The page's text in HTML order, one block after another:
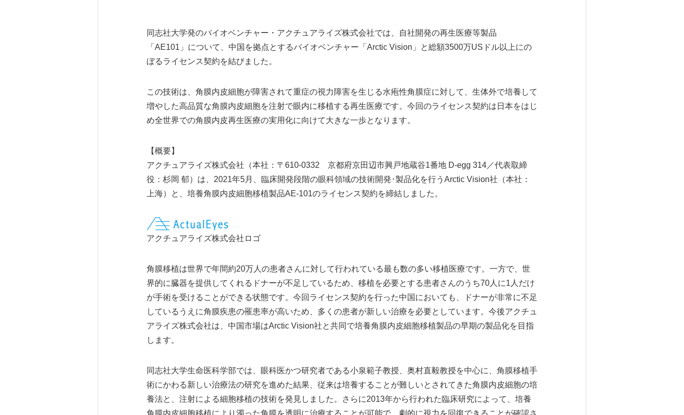
同志社大学発のバイオベンチャー・アクチュアライズ株式会社では、自社開発の再生医療等製品
「AE101」について、中国を拠点とするバイオベンチャー「Arctic Vision」と総額3500万USドル以上にの
ぼるライセンス契約を結びました。
この技術は、角膜内皮細胞が障害されて重症の視力障害を生じる水疱性角膜症に対して、生体外で培養して
増やした高品質な角膜内皮細胞を注射で眼内に移植する再生医療です。今回のライセンス契約は日本をはじ
め全世界での角膜内皮再生医療の実用化に向けて大きな一歩となります。
【概要】
アクチュアライズ株式会社（本社：〒610-0332 京都府京田辺市興戸地蔵谷1番地 D-egg 314／代表取締
役：杉岡 郁）は、2021年5月、臨床開発段階の眼科領域の技術開発･製品化を行うArctic Vision社（本社：
上海）と、培養角膜内皮細胞移植製品AE-101のライセンス契約を締結しました。
アクチュアライズ株式会社ロゴ
角膜移植は世界で年間約20万人の患者さんに対して行われている最も数の多い移植医療です。一方で、世
界的に臓器を提供してくれるドナーが不足しているため、移植を必要とする患者さんのうち70人に1人だけ
が手術を受けることができる状態です。今回ライセンス契約を行った中国においても、ドナーが非常に不足
しているうえに角膜疾患の罹患率が高いため、多くの患者が新しい治療を必要としています。今後アクチュ
アライズ株式会社は、中国市場はArctic Vision社と共同で培養角膜内皮細胞移植製品の早期の製品化を目指
します。
同志社大学生命医科学部では、眼科医かつ研究者である小泉範子教授、奥村直毅教授を中心に、角膜移植手
術にかわる新しい治療法の研究を進めた結果、従来は培養することが難しいとされてきた角膜内皮細胞の培
養法と、注射による細胞移植の技術を発見しました。さらに2013年から行われた臨床研究によって、培養
角膜内皮細胞移植により濁った角膜を透明に治療することが可能で、劇的に視力を回復できることが確認さ